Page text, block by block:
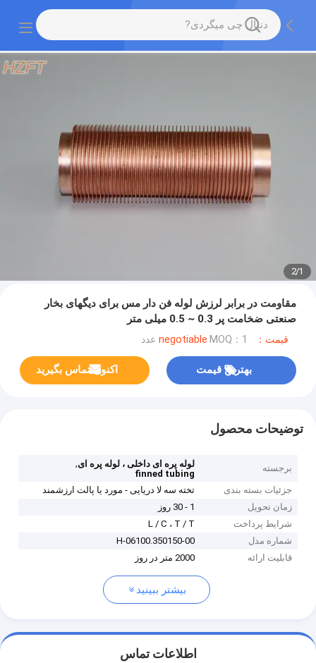
1
/
2
مقاومت در برابر لرزش لوله فن دار مس برای دیگهای بخار
صنعتی ضخامت پر 0.3 ~ 0.5 میلی متر
قیمت：negotiable MOQ：1 عدد
بهترین قیمت اکنون تماس بگیرید
توضیحات محصول
برجسته لوله پره ای داخلی ، لوله پره ای,
finned tubing
جزئیات بسته بندی
تخته سه لا دریایی - مورد یا پالت ارزشمند
زمان تحویل
1 - 30 روز
شرایط پرداخت
L / C ، T / T
شماره مدل
H-06100.350150-00
قابلیت ارائه
2000 متر در روز
بیشتر ببینید
اطلاعات تماس